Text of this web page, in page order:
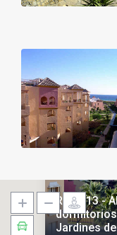
Alquiler
Ref. 113 -
dormitorios
Jardines